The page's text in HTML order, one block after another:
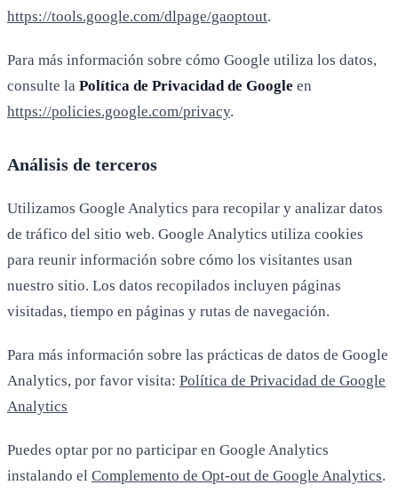
https://tools.google.com/dlpage/gaoptout.
Para más información sobre cómo Google utiliza los datos,
consulte la Política de Privacidad de Google en
https://policies.google.com/privacy.
Análisis de terceros
Utilizamos Google Analytics para recopilar y analizar datos
de tráfico del sitio web. Google Analytics utiliza cookies
para reunir información sobre cómo los visitantes usan
nuestro sitio. Los datos recopilados incluyen páginas
visitadas, tiempo en páginas y rutas de navegación.
Para más información sobre las prácticas de datos de Google
Analytics, por favor visita: Política de Privacidad de Google
Analytics
Puedes optar por no participar en Google Analytics
instalando el Complemento de Opt-out de Google Analytics.